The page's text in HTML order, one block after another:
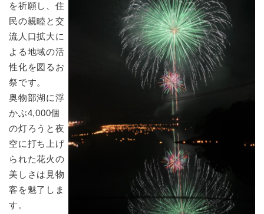
を祈願し、住
民の親睦と交
流人口拡大に
よる地域の活
性化を図るお
祭です。
奥物部湖に浮
かぶ4,000個
の灯ろうと夜
空に打ち上げ
られた花火の
美しさは見物
客を魅了しま
す。